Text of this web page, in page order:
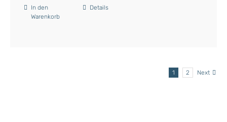
In den
Warenkorb
Details
1 2 Next